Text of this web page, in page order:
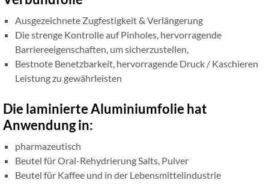
Ausgezeichnete Zugfestigkeit & Verlängerung
Die strenge Kontrolle auf Pinholes, hervorragende
Barriereeigenschaften, um sicherzustellen,
Bestnote Benetzbarkeit, hervorragende Druck / Kaschieren
Leistung zu gewährleisten
Die laminierte Aluminiumfolie hat
Anwendung in:
pharmazeutisch
Beutel für Oral-Rehydrierung Salts, Pulver
Beutel für Kaffee und in der Lebensmittelindustrie